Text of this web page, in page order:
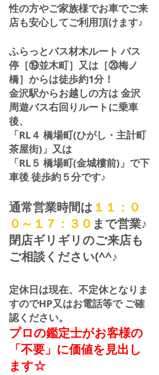
性の方やご家族様でお車でご来
店も安心してご利用頂けます♪
ふらっとバス材木ルート バス
停［⑲並木町］又は［⑳梅ノ
橋］からは徒歩約1分！
金沢駅からお越しの方は 金沢
周遊バス右回りルートに乗車
後、
「RL４ 橋場町(ひがし・主計町
茶屋街)」又は
「RL５ 橋場町(金城樓前)」で下
車後 徒歩約５分です♪
通常営業時間は １１：０
０～１７：３０ まで営業♪
閉店ギリギリのご来店も
ご相談ください(^^♪
定休日は現在、不定休となりま
すのでHP又はお電話等で ご確
認ください。
プロの鑑定士がお客様の
「不要」に価値を見出し
ます☆